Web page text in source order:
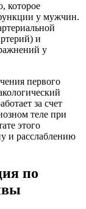
которое
у мужчин.
и
у
первого
за счет
теле при
этого
и расслаблению
по